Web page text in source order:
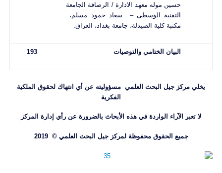
حسين موله معهد الادارة / الرصافة الجامعة
التقنية الوسطى – سعاد حمود مسلم،
مكتبة كلية الصيدلة، جامعة بغداد، العراق.
البيان الختامي والتوصيات 193
يخلي مركز جيل البحث العلمي مسؤوليته عن أي انتهاك لحقوق الملكية
الفكرية
لا تعبر الآراء الواردة في هذه الأبحاث بالضرورة عن رأي إدارة المركز
جميع الحقوق محفوظة لمركز جيل البحث العلمي © 2019